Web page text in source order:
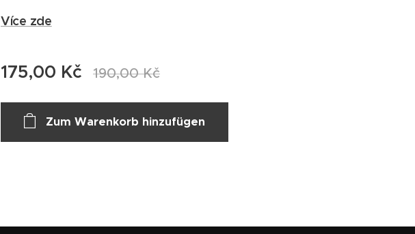
Více zde
175,00 Kč 190,00Kč
Zum Warenkorb hinzufügen